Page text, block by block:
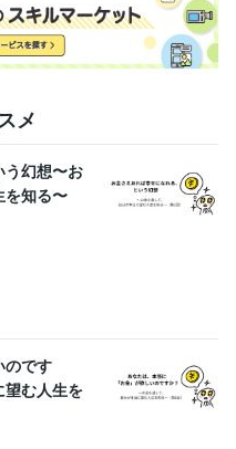
メ
う幻想〜お
を知る〜
のです
望む人生を